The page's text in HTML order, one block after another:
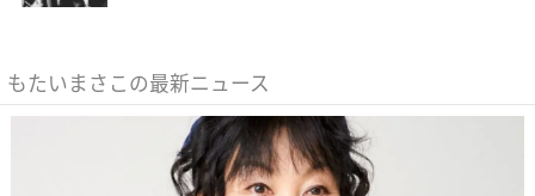
もたいまさこの最新ニュース